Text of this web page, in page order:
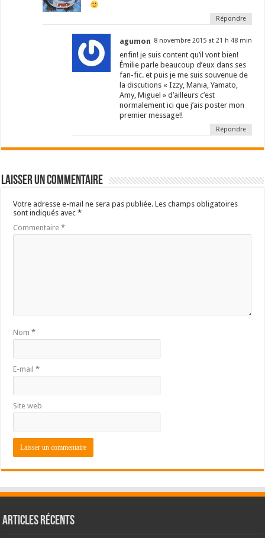
Répondre
agumon 8 novembre 2015 at 21 h 48 min
enfin! je suis content qu’il vont bien!
Émilie parle beaucoup d’eux dans ses
fan-fic. et puis je me suis souvenue de
la discutions « Izzy, Mania, Yamato,
Amy, Miguel » d’ailleurs c’est
normalement ici que j’ais poster mon
premier message!!
Répondre
Laisser un commentaire
Votre adresse e-mail ne sera pas publiée. Les champs obligatoires
sont indiqués avec*
Commentaire*
Nom*
E-mail*
Site web
Articles récents